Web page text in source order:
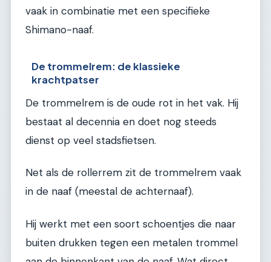
vaak in combinatie met een specifieke
Shimano-naaf.
De trommelrem: de klassieke
krachtpatser
De trommelrem is de oude rot in het vak. Hij
bestaat al decennia en doet nog steeds
dienst op veel stadsfietsen.
Net als de rollerrem zit de trommelrem vaak
in de naaf (meestal de achternaaf).
Hij werkt met een soort schoentjes die naar
buiten drukken tegen een metalen trommel